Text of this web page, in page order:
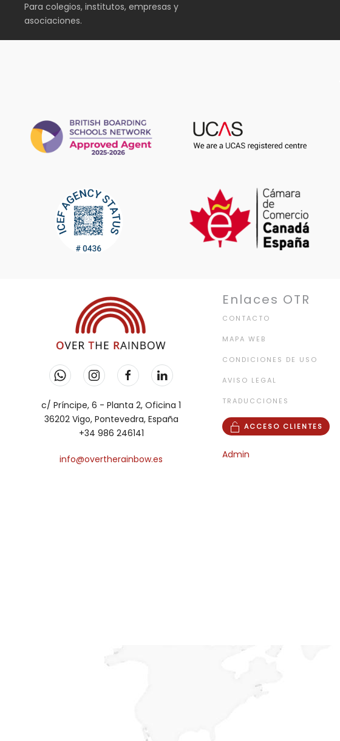
Para colegios, institutos, empresas y
asociaciones.
c/ Príncipe, 6 - Planta 2, Oficina 1
36202 Vigo, Pontevedra, España
+34 986 246141
info@overtherainbow.es
Enlaces OTR
CONTACTO
MAPA WEB
CONDICIONES DE USO
AVISO LEGAL
TRADUCCIONES
ACCESO CLIENTES
Admin